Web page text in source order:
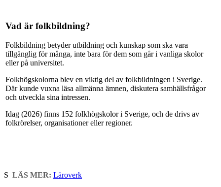
Vad är folkbildning?
Folkbildning betyder utbildning och kunskap som ska vara
tillgänglig för många, inte bara för dem som går i vanliga skolor
eller på universitet.
Folkhögskolorna blev en viktig del av folkbildningen i Sverige.
Där kunde vuxna läsa allmänna ämnen, diskutera samhällsfrågor
och utveckla sina intressen.
Idag (2026) finns 152 folkhögskolor i Sverige, och de drivs av
folkrörelser, organisationer eller regioner.
S LÄS MER: Läroverk